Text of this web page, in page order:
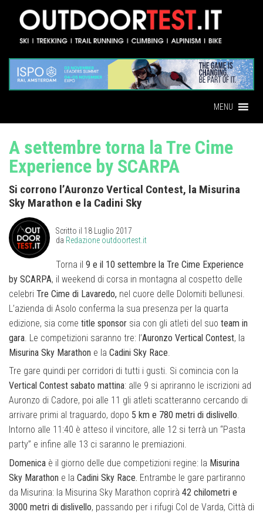
MENU
A settembre torna la Tre Cime
Experience by SCARPA
Si corrono l’Auronzo Vertical Contest, la Misurina
Sky Marathon e la Cadini Sky
Scritto il 18 Luglio 2017
da Redazione outdoortest.it
Torna il 9 e il 10 settembre la Tre Cime Experience
by SCARPA, il weekend di corsa in montagna al cospetto delle
celebri Tre Cime di Lavaredo, nel cuore delle Dolomiti bellunesi.
L’azienda di Asolo conferma la sua presenza per la quarta
edizione, sia come title sponsor sia con gli atleti del suo team in
gara. Le competizioni saranno tre: l’Auronzo Vertical Contest, la
Misurina Sky Marathon e la Cadini Sky Race.
Tre gare quindi per corridori di tutti i gusti. Si comincia con la
Vertical Contest sabato mattina: alle 9 si apriranno le iscrizioni ad
Auronzo di Cadore, poi alle 11 gli atleti scatteranno cercando di
arrivare primi al traguardo, dopo 5 km e 780 metri di dislivello.
Intorno alle 11:40 è atteso il vincitore, alle 12 si terrà un “Pasta
party” e infine alle 13 ci saranno le premiazioni.
Domenica è il giorno delle due competizioni regine: la Misurina
Sky Marathon e la Cadini Sky Race. Entrambe le gare partiranno
da Misurina: la Misurina Sky Marathon coprirà 42 chilometri e
3000 metri di dislivello, passando per i rifugi Col de Varda, Città di